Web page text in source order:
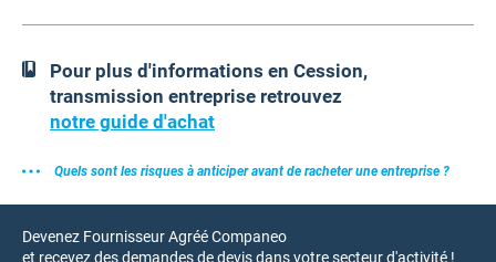
Pour plus d'informations en Cession,
transmission entreprise retrouvez
notre guide d'achat
Quels sont les risques à anticiper avant de racheter une entreprise ?
Devenez Fournisseur Agréé Companeo
et recevez des demandes de devis dans votre secteur d'activité !